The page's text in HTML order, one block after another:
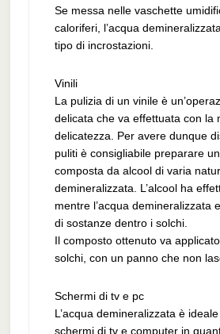
Se messa nelle vaschette
caloriferi, l’acqua
tipo di incrostazioni.
Vinili
La pulizia di un vinile è
delicata che va effettuata con la
delicatezza. Per avere dunque
puliti è consigliabile preparare
composta da alcool di varia
demineralizzata. L’alcool ha
mentre l’acqua demineralizzata
di sostanze dentro i solchi.
Il composto ottenuto va
solchi, con un panno che non
Schermi di tv e pc
L’acqua demineralizzata è
schermi di tv e computer in